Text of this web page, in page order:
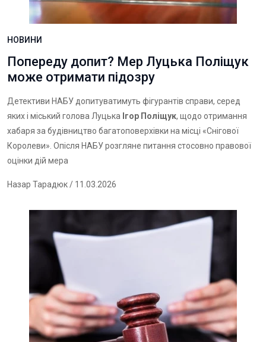
НОВИНИ
Попереду допит? Мер Луцька Поліщук
може отримати підозру
Детективи НАБУ допитуватимуть фігурантів справи, серед
яких і міський голова Луцька Ігор Поліщук, щодо отримання
хабаря за будівництво багатоповерхівки на місці «Снігової
Королеви». Опісля НАБУ розгляне питання стосовно правової
оцінки дій мера
Назар Тарадюк/ 11.03.2026